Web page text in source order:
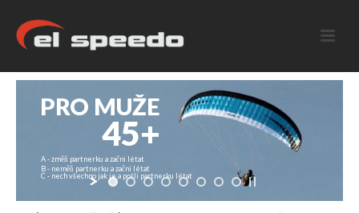
PRO MUŽE
45+
A - změň partnerku a začni létat
B - neměň partnerku a začni létat
C - nech všechno jak je a pošli partnerku létat